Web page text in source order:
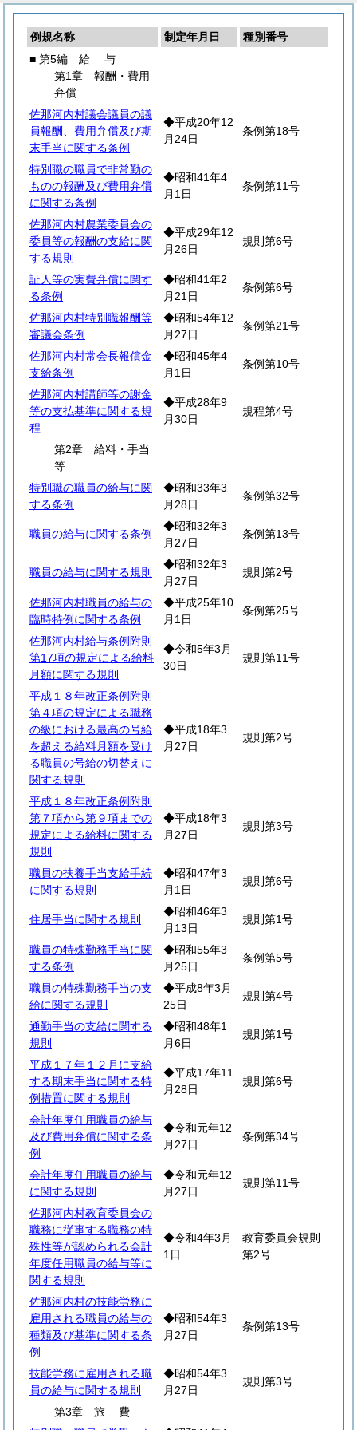
例規名称 制定年月日
種別番号
■ 第5編 給 与
第1章 報酬・費用
弁償
佐那河内村議会議員の議
員報酬、費用弁償及び期
末手当に関する条例
◆平成20年12
月24日
条例第18号
特別職の職員で非常勤の
ものの報酬及び費用弁償
に関する条例
◆昭和41年4
月1日
条例第11号
佐那河内村農業委員会の
委員等の報酬の支給に関
する規則
◆平成29年12
月26日
規則第6号
証人等の実費弁償に関す
る条例
◆昭和41年2
月21日
条例第6号
佐那河内村特別職報酬等
審議会条例
◆昭和54年12
月27日
条例第21号
佐那河内村常会長報償金
支給条例
◆昭和45年4
月1日
条例第10号
佐那河内村講師等の謝金
等の支払基準に関する規
程
◆平成28年9
月30日
規程第4号
第2章 給料・手当
等
特別職の職員の給与に関
する条例
◆昭和33年3
月28日
条例第32号
職員の給与に関する条例
◆昭和32年3
月27日
条例第13号
職員の給与に関する規則
◆昭和32年3
月27日
規則第2号
佐那河内村職員の給与の
臨時特例に関する条例
◆平成25年10
月1日
条例第25号
佐那河内村給与条例附則
第17項の規定による給料
月額に関する規則
◆令和5年3月
30日
規則第11号
平成１８年改正条例附則
第４項の規定による職務
の級における最高の号給
を超える給料月額を受け
る職員の号給の切替えに
関する規則
◆平成18年3
月27日
規則第2号
平成１８年改正条例附則
第７項から第９項までの
規定による給料に関する
規則
◆平成18年3
月27日
規則第3号
職員の扶養手当支給手続
に関する規則
◆昭和47年3
月1日
規則第6号
住居手当に関する規則
◆昭和46年3
月13日
規則第1号
職員の特殊勤務手当に関
する条例
◆昭和55年3
月25日
条例第5号
職員の特殊勤務手当の支
給に関する規則
◆平成8年3月
25日
規則第4号
通勤手当の支給に関する
規則
◆昭和48年1
月6日
規則第1号
平成１７年１２月に支給
する期末手当に関する特
例措置に関する規則
◆平成17年11
月28日
規則第6号
会計年度任用職員の給与
及び費用弁償に関する条
例
◆令和元年12
月27日
条例第34号
会計年度任用職員の給与
に関する規則
◆令和元年12
月27日
規則第11号
佐那河内村教育委員会の
職務に従事する職務の特
殊性等が認められる会計
年度任用職員の給与等に
関する規則
◆令和4年3月
1日
教育委員会規則
第2号
佐那河内村の技能労務に
雇用される職員の給与の
種類及び基準に関する条
例
◆昭和54年3
月27日
条例第13号
技能労務に雇用される職
員の給与に関する規則
◆昭和54年3
月27日
規則第3号
第3章 旅費